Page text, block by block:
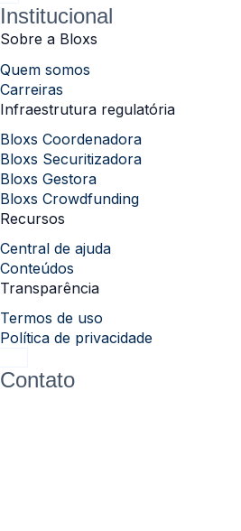
Institucional
Sobre a Bloxs
Quem somos
Carreiras
Infraestrutura regulatória
Bloxs Coordenadora
Bloxs Securitizadora
Bloxs Gestora
Bloxs Crowdfunding
Recursos
Central de ajuda
Conteúdos
Transparência
Termos de uso
Política de privacidade
Contato